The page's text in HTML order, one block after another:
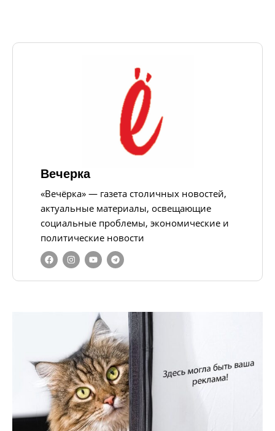
Вечерка
«Вечёрка» — газета столичных новостей,
актуальные материалы, освещающие
социальные проблемы, экономические и
политические новости